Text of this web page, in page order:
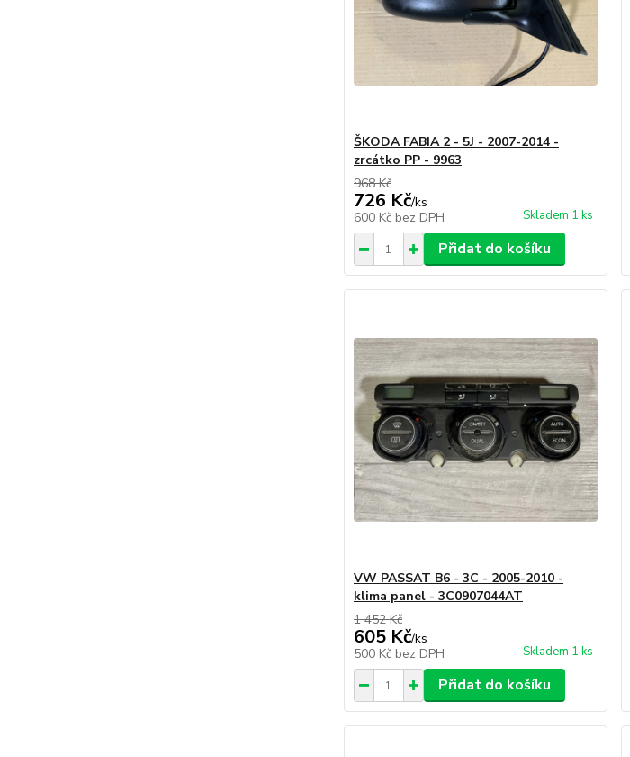
ŠKODA FABIA 2 - 5J - 2007-2014 -
zrcátko PP - 9963
968 Kč
726 Kč/ks
600 Kč bez DPH Skladem 1 ks
Přidat do košíku
VW PASSAT B6 - 3C - 2005-2010 -
klima panel - 3C0907044AT
1 452 Kč
605 Kč/ks
500 Kč bez DPH Skladem 1 ks
Přidat do košíku